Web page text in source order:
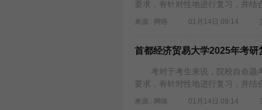
要求，有针对性地进行复习，并
来源 : 网络 01月14日 09:14
首都经济贸易大学2025年考研
考对于考生来说，院校自命题考
要求，有针对性地进行复习，并
来源 : 网络 01月14日 09:14